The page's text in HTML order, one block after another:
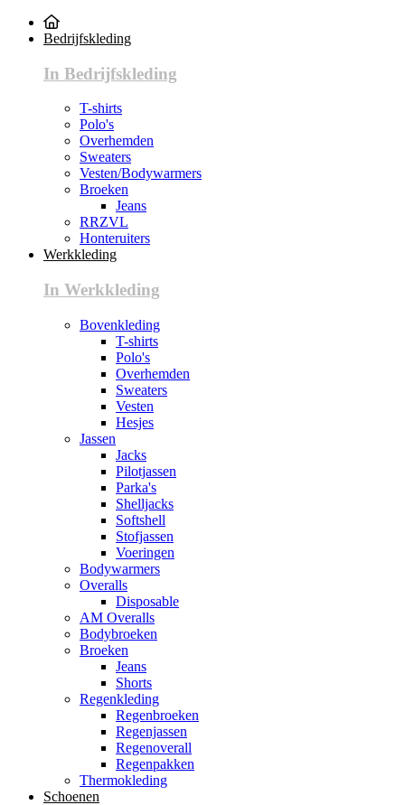
Bedrijfskleding
In Bedrijfskleding
T-shirts
Polo's
Overhemden
Sweaters
Vesten/Bodywarmers
Broeken
Jeans
RRZVL
Honteruiters
Werkkleding
In Werkkleding
Bovenkleding
T-shirts
Polo's
Overhemden
Sweaters
Vesten
Hesjes
Jassen
Jacks
Pilotjassen
Parka's
Shelljacks
Softshell
Stofjassen
Voeringen
Bodywarmers
Overalls
Disposable
AM Overalls
Bodybroeken
Broeken
Jeans
Shorts
Regenkleding
Regenbroeken
Regenjassen
Regenoverall
Regenpakken
Thermokleding
Schoenen